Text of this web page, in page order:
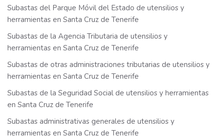
Subastas del Parque Móvil del Estado de utensilios y
herramientas en Santa Cruz de Tenerife
Subastas de la Agencia Tributaria de utensilios y
herramientas en Santa Cruz de Tenerife
Subastas de otras administraciones tributarias de utensilios y
herramientas en Santa Cruz de Tenerife
Subastas de la Seguridad Social de utensilios y herramientas
en Santa Cruz de Tenerife
Subastas administrativas generales de utensilios y
herramientas en Santa Cruz de Tenerife